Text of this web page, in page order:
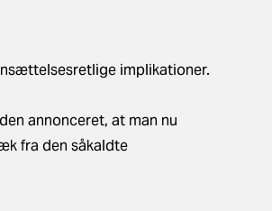
implikationer.
annonceret, at man nu
fra den såkaldte